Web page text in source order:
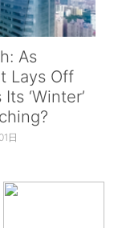
As
Lays Off
‘Winter’
日